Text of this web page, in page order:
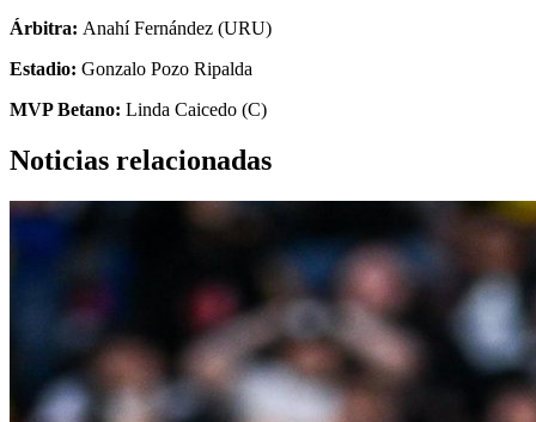
Árbitra: Anahí Fernández (URU)
Estadio: Gonzalo Pozo Ripalda
MVP Betano: Linda Caicedo (C)
Noticias relacionadas